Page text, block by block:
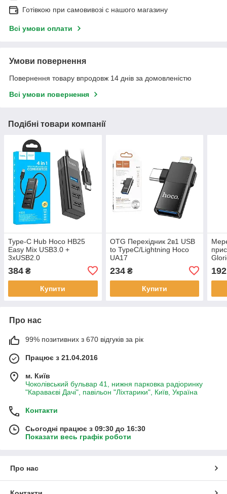
Готівкою при самовивозі c нашого магазину
Всі умови оплати
Умови повернення
Повернення товару впродовж 14 днів за домовленістю
Всі умови повернення
Подібні товари компанії
Type-C Hub Hoco HB25
Easy Mix USB3.0 +
3xUSB2.0
384 ₴
Купити
OTG Перехідник 2в1 USB
to TypeC/Lightning Hoco
UA17
234₴
Купити
192
Про нас
99% позитивних з 670 відгуків за рік
Працює з 21.04.2016
м. Київ
Чоколівський бульвар 41, нижня парковка радіоринку
"Караваєві Дачі", павільон "Ліхтарики", Київ, Україна
Контакти
Сьогодні працює з 09:30 до 16:30
Показати весь графік роботи
Про нас